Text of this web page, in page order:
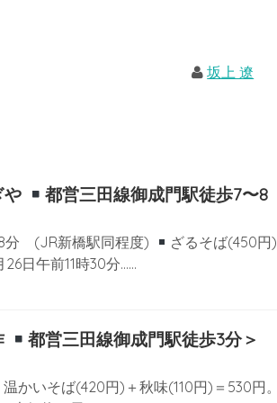
坂上 遼
や
都営三田線御成門駅徒歩7〜8
分 (JR新橋駅同程度)
ざるそば(450円)
日午前11時30分……
都営三田線御成門駅徒歩3分＞
温かいそば(420円)＋秋味(110円)＝530円。